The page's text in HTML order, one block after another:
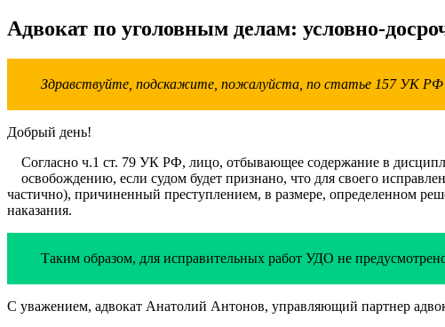
Адвокат по уголовным делам: условно-
Здравствуйте, подскажите, пожалуйста, по статье 157 УК РФ
Добрый день!
Согласно ч.1 ст. 79 УК РФ, лицо, отбывающее содержание в
освобождению, если судом будет признано, что для своего
частично), причиненный преступлением, в размере, определенном
наказания.
Таким образом, для исправительных работ УДО не
С уважением, адвокат Анатолий Антонов, управляющий партнер